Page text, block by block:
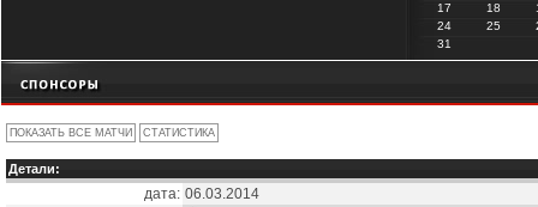
17
18
24
25
31
Детали:
дата: 06.03.2014